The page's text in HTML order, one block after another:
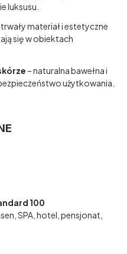
luksusu.
trwały materiał i estetyczne
się w obiektach
– naturalna bawełna i
użytkowania.
100
SPA, hotel, pensjonat,